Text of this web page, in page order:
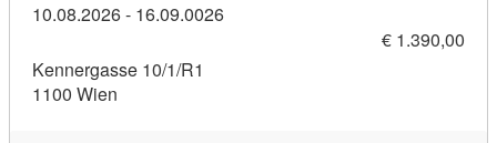
10.08.2026 - 16.09.0026
€ 1.390,00
Kennergasse 10/1/R1
1100 Wien